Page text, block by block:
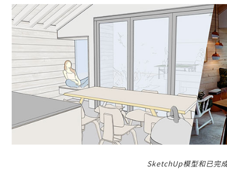
SketchUp模型和已完